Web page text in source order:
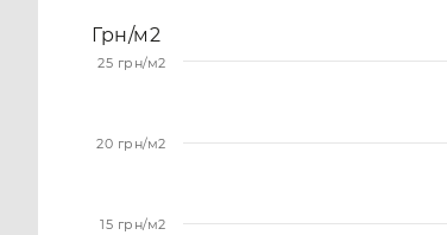
Грн/м2
15 грн/м2
20 грн/м2
25 грн/м2